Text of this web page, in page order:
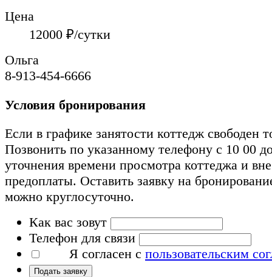
Цена
12000 ₽/сутки
Ольга
8-913-454-6666
Условия бронирования
Если в графике занятости коттедж свободен
Позвонить по указанному телефону с 10 00
уточнения времени просмотра коттеджа и
предоплаты. Оставить заявку на
можно круглосуточно.
Как вас зовут
Телефон для связи
Я согласен с пользовательским
Подать заявку